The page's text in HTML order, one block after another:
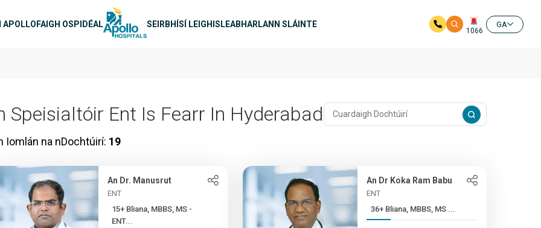
nascleanúint
APOLLOFAIGH OSPIDÉAL SEIRBHÍSÍ LEIGHISLEABHARLANN SLÁINTE
1066
GA
Speisialtóir Ent Is Fearr In Hyderabad
Iomlán na nDochtúirí: 19
An Dr. Manusrut
ENT
15+ Bliana, MBBS, MS -
ENT...
An Dr Koka Ram Babu
ENT
36+ Bliana, MBBS, MS ...